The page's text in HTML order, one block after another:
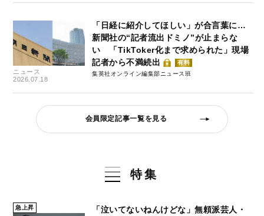
ニュース
2026.07.18
「日経に紹介してほしい」が合言葉に…
新聞社の“記者流出ドミノ”が止まらな
い 「TikToker化まで求められた」現場
記者から不満続出
有料
集英社オンライン編集部ニュース班
会員限定記事一覧を見る
特集
急上昇
「泣いてないねんけどな」無頼派芸人・